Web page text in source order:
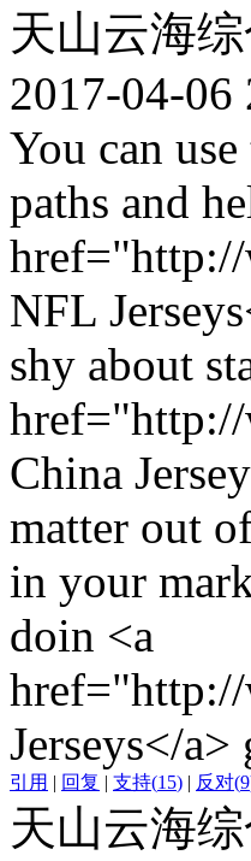
天山云海
2017-04-06
You can
paths and
href="http://
NFL
shy about
href="http://
China
matter out
in your
doin <a
href="http://
Jerseys</a>
引用 | 回复 | 支持(15) | 反对(9
天山云海